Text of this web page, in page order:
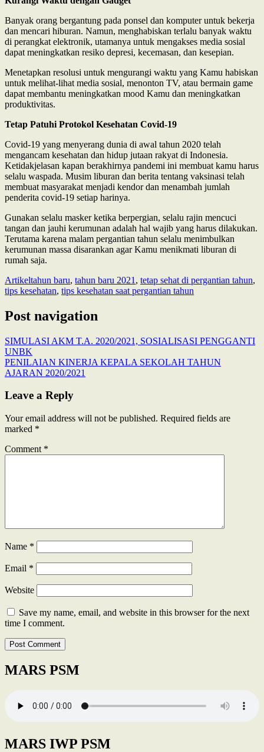
Banyak orang bergantung pada ponsel dan komputer untuk bekerja
dan mencari hiburan. Namun, menghabiskan terlalu banyak waktu
di perangkat elektronik, utamanya untuk mengakses media sosial
dapat meningkatkan resiko depresi, kecemasan, dan kesepian.
Menetapkan resolusi untuk mengurangi waktu yang Kamu habiskan
untuk melihat-lihat media sosial, menonton TV, atau bermain game
dapat membantu meningkatkan mood Kamu dan meningkatkan
produktivitas.
Tetap Patuhi Protokol Kesehatan Covid-19
Covid-19 yang menyerang dunia di awal tahun 2020 telah
mengancam kesehatan dan hidup jutaan rakyat di Indonesia.
Ketidakjelasan kapan berakhirnya pandemi ini membuat kamu harus
selalu waspada. Musim liburan dan berita tentang vaksinasi telah
membuat masyarakat menjadi kendor dan menambah jumlah
penderita covid-19 setiap harinya.
Gunakan selalu masker ketika berpergian, selalu rajin mencuci
tangan dan jauhi kerumunan adalah hal wajib yang harus dilakukan.
Terutama karena malam pergantian tahun selalu menimbulkan
kerumunan massa disarankan agar Kamu menikmati liburan di
rumah saja.
Artikeltahun baru, tahun baru 2021 , tetap sehat di pergantian tahun,
tips kesehatan, tips kesehatan saat pergantian tahun
Post navigation
SIMULASI AKM T.A. 2020/2021, SOSIALISASI PENGGANTI
UNBK
PENILAIAN KINERJA KEPALA SEKOLAH TAHUN
AJARAN 2020/2021
Leave a Reply
Your email address will not be published. Required fields are
marked *
Comment *
Name *
Email *
Website
Save my name, email, and website in this browser for the next
time I comment.
MARS PSM
MARS IWP PSM